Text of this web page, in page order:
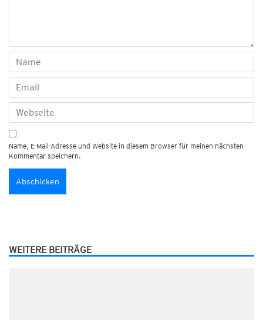
Name, E-Mail-Adresse und Website in diesem Browser für meinen nächsten
Kommentar speichern.
WEITERE BEITRÄGE